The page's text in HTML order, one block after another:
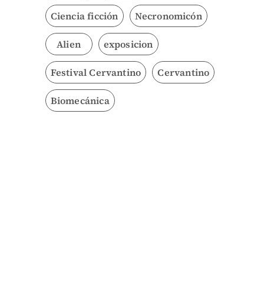
Ciencia ficción Necronomicón
Alien exposicion
Festival Cervantino Cervantino
Biomecánica